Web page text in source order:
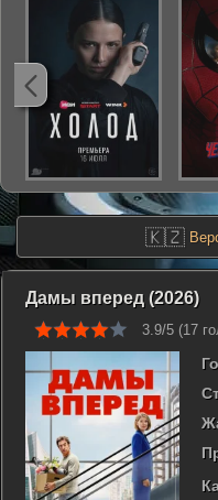
🇰🇿
Дамы вперед (2026)
3.9/5 (17